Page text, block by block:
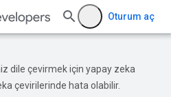
Oturum aç
dile çevirmek için yapay zeka
çevirilerinde hata olabilir.